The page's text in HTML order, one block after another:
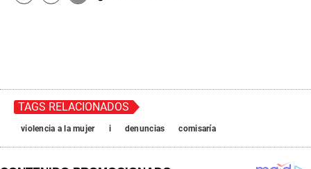
TAGS RELACIONADOS
violencia a la mujer i denuncias comisaría